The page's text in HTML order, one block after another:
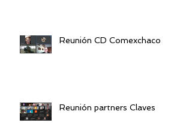
Reunión CD Comexchaco
Reunión partners Claves